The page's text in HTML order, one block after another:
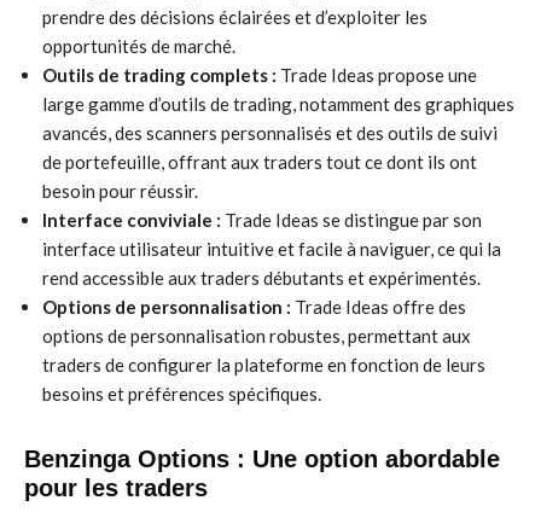
prendre des décisions éclairées et d’exploiter les
opportunités de marché.
Outils de trading complets : Trade Ideas propose une
large gamme d’outils de trading, notamment des graphiques
avancés, des scanners personnalisés et des outils de suivi
de portefeuille, offrant aux traders tout ce dont ils ont
besoin pour réussir.
Interface conviviale : Trade Ideas se distingue par son
interface utilisateur intuitive et facile à naviguer, ce qui la
rend accessible aux traders débutants et expérimentés.
Options de personnalisation : Trade Ideas offre des
options de personnalisation robustes, permettant aux
traders de configurer la plateforme en fonction de leurs
besoins et préférences spécifiques.
Benzinga Options : Une option abordable
pour les traders